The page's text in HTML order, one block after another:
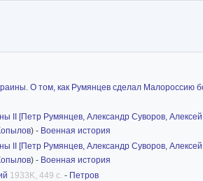
О том, как Румянцев сделал Малороссию
II [Петр Румянцев, Александр Суворов,
) - Военная история
II [Петр Румянцев, Александр Суворов,
) - Военная история
1933K, 449 с. - Петров